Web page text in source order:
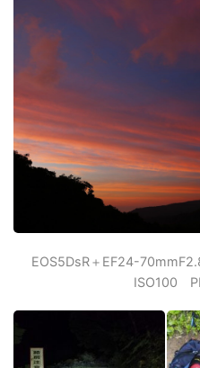
EOS5DsR＋EF24-
ISO100